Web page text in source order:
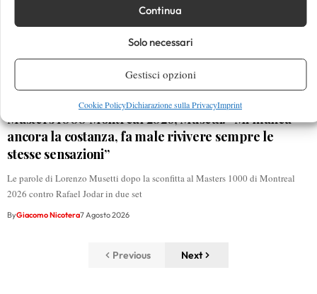
Continua
Solo necessari
Gestisci opzioni
Cookie PolicyDichiarazione sulla PrivacyImprint
Masters 1000 Montreal 2026, Musetti: “Mi manca
ancora la costanza, fa male rivivere sempre le
stesse sensazioni”
Le parole di Lorenzo Musetti dopo la sconfitta al Masters 1000 di Montreal
2026 contro Rafael Jodar in due set
ByGiacomo Nicotera7 Agosto 2026
Previous Next